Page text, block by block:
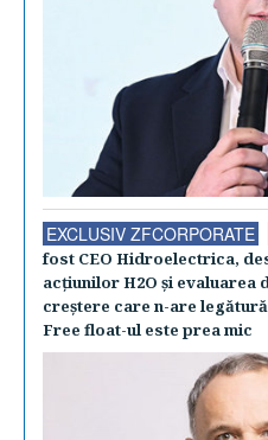
EXCLUSIV ZFCORPORATE
fost CEO Hidroelectrica,
acţiunilor H2O şi evaluarea
creştere care n-are
Free float-ul este prea mic